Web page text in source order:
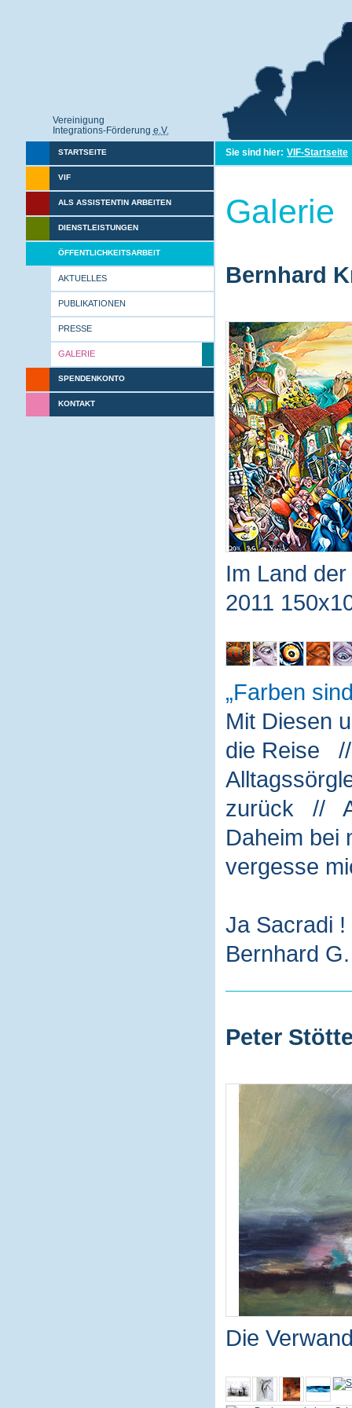
Vereinigung
Integrations-Förderung e.V.
STARTSEITE
VIF
ALS ASSISTENTIN ARBEITEN
DIENSTLEISTUNGEN
ÖFFENTLICHKEITSARBEIT
AKTUELLES
PUBLIKATIONEN
PRESSE
GALERIE
SPENDENKONTO
KONTAKT
Sie sind hier: VIF-Startseite
Galerie
Bernhard
Im Land
2011
Farben
Mit Diesen
die Reise
zurück //
Daheim
vergesse
Ja Sacradi
Bernhard
Peter
Die